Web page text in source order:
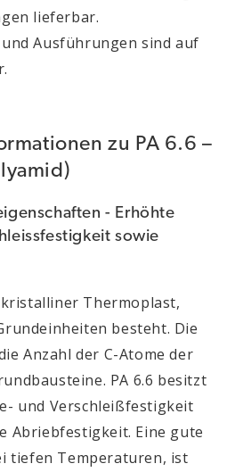
lieferbar.
Ausführungen sind auf
zu PA 6.6 –
- Erhöhte
sowie
Thermoplast,
besteht. Die
Anzahl der C-Atome der
PA 6.6 besitzt
und Verschleißfestigkeit
Abriebfestigkeit. Eine gute
tiefen Temperaturen, ist